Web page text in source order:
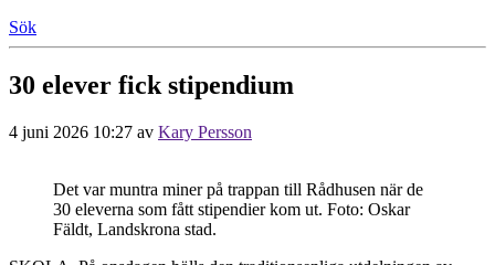
Sök
30 elever fick stipendium
4 juni 2026 10:27 av Kary Persson
Det var muntra miner på trappan till Rådhusen när de
30 eleverna som fått stipendier kom ut. Foto: Oskar
Fäldt, Landskrona stad.